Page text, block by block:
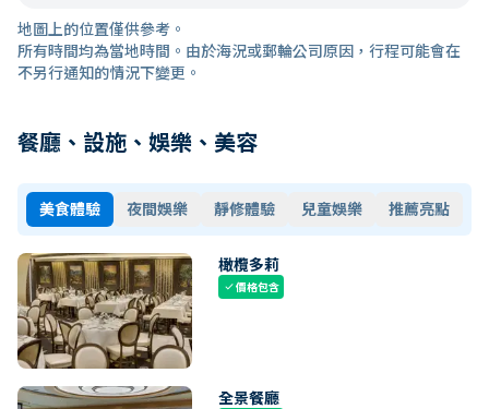
地圖上的位置僅供參考。
所有時間均為當地時間。由於海況或郵輪公司原因，行程可能會在
不另行通知的情況下變更。
餐廳、設施、娛樂、美容
美食體驗 夜間娛樂 靜修體驗 兒童娛樂 推薦亮點
橄欖多莉
check價格包含
全景餐廳